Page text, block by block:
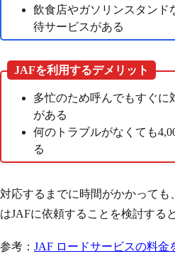
飲食店やガソリンスタンド
待サービスがある
JAFを利用するデメリット
多忙のため呼んでもすぐに
がある
何のトラブルがなくても
る
対応するまでに時間がかかって
はJAFに依頼することを検討する
参考： JAF ロードサービスの料金